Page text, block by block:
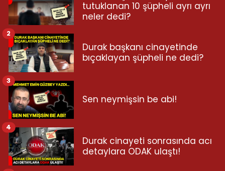
tutuklanan 10 şüpheli ayrı ayrı
neler dedi?
Durak başkanı cinayetinde
bıçaklayan şüpheli ne dedi?
2
Sen neymişsin be abi!
3
Durak cinayeti sonrasında acı
detaylara ODAK ulaştı!
4